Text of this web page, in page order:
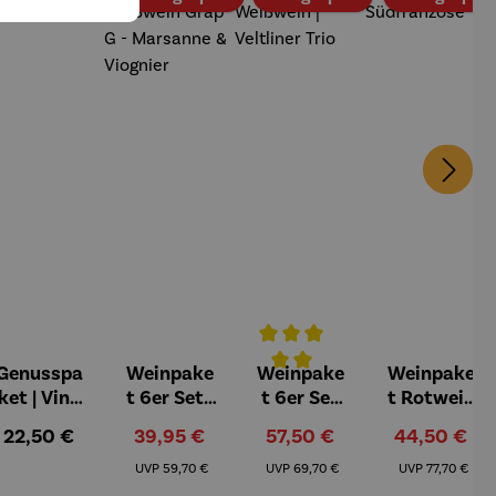
von 5 Sternen
ket | Vino
Regulärer Preis:
22,50 €
Weinpake
t 6er Set |
Grap G -
Marsanne
Verkaufspreis:
39,95 €
UVP Regulärer Preis:
59,70 €
Durchschnittliche Bewertung
Weinpake
t 6er Set
Veltliner
Trio
Verkaufspreis:
57,50 €
UVP Regulärer Preis:
69,70 €
Weinpake
t Rotwein
Südfranzo
se
44,50 €
UVP Regulärer
77,70 €